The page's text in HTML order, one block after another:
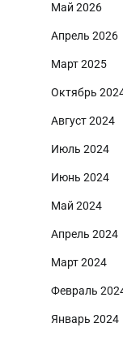
Май 2026
Апрель 2026
Март 2025
Октябрь
Август 2024
Июль 2024
Июнь 2024
Май 2024
Апрель 2024
Март 2024
Февраль
Январь 2024